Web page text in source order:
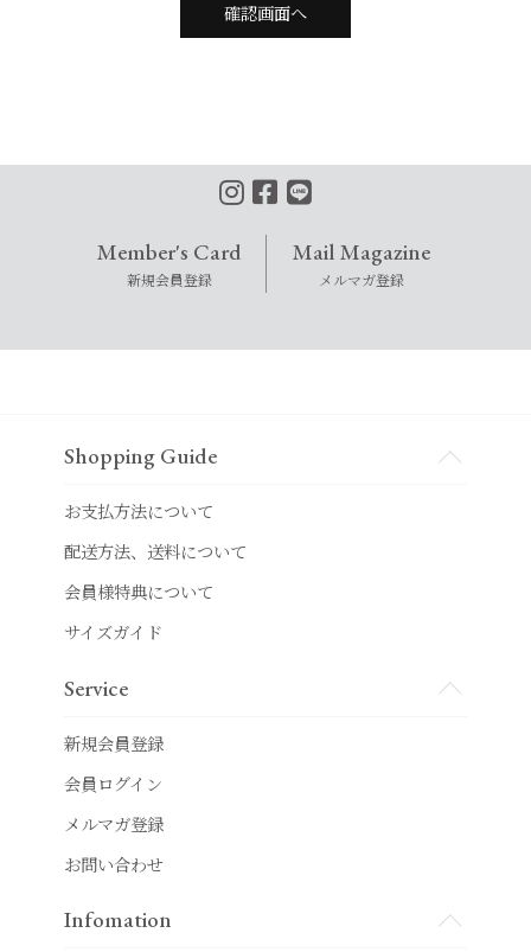
確認画面へ
Member's Card
新規会員登録
Mail Magazine
メルマガ登録
Shopping Guide
お支払方法について
配送方法、送料について
会員様特典について
サイズガイド
Service
新規会員登録
会員ログイン
メルマガ登録
お問い合わせ
Infomation